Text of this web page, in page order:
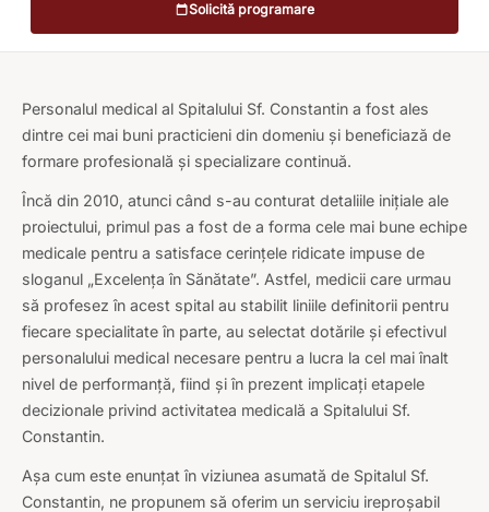
Solicită programare
Personalul medical al Spitalului Sf. Constantin a fost ales
dintre cei mai buni practicieni din domeniu și beneficiază de
formare profesională și specializare continuă.
Încă din 2010, atunci când s-au conturat detaliile inițiale ale
proiectului, primul pas a fost de a forma cele mai bune echipe
medicale pentru a satisface cerințele ridicate impuse de
sloganul „Excelența în Sănătate”. Astfel, medicii care urmau
să profesez în acest spital au stabilit liniile definitorii pentru
fiecare specialitate în parte, au selectat dotările și efectivul
personalului medical necesare pentru a lucra la cel mai înalt
nivel de performanță, fiind și în prezent implicați etapele
decizionale privind activitatea medicală a Spitalului Sf.
Constantin.
Așa cum este enunțat în viziunea asumată de Spitalul Sf.
Constantin, ne propunem să oferim un serviciu ireproșabil